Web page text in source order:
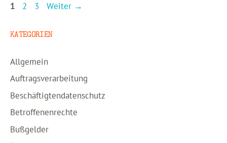
Seite
1 Seite
2 Seite
3 Weiter →
KATEGORIEN
Allgemein
Auftragsverarbeitung
Beschäftigtendatenschutz
Betroffenenrechte
Bußgelder